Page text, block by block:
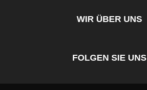
WIR ÜBER UNS
FOLGEN SIE UNS